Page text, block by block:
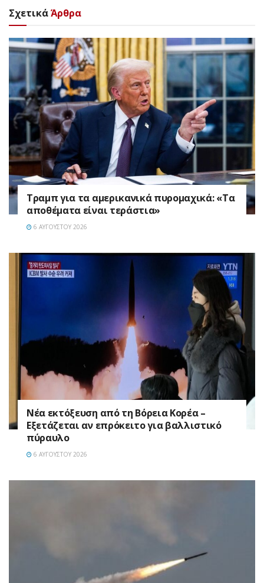
ΣχετικάΆρθρα
Τραμπ για τα αμερικανικά πυρομαχικά: «Τα
αποθέματα είναι τεράστια»
6 ΑΥΓΟΎΣΤΟΥ 2026
Νέα εκτόξευση από τη Βόρεια Κορέα –
Εξετάζεται αν επρόκειτο για βαλλιστικό
πύραυλο
6 ΑΥΓΟΎΣΤΟΥ 2026